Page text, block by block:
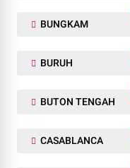
BUNGKAM
BURUH
BUTON TENGAH
CASABLANCA